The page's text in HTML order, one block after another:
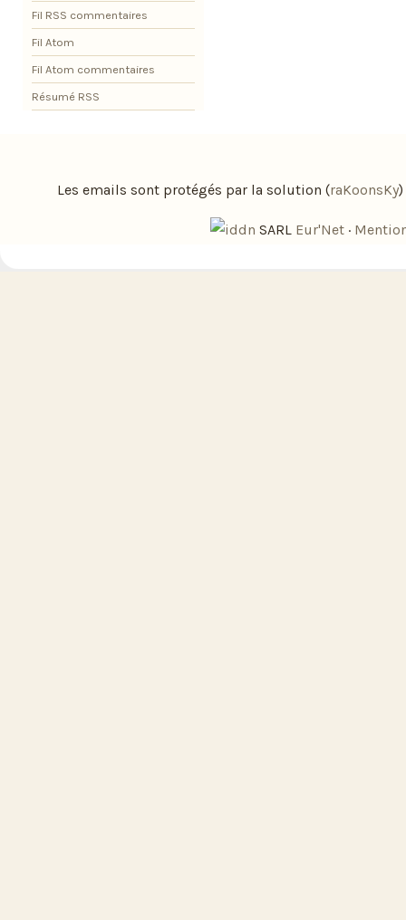
Fil RSS commentaires
Fil Atom
Fil Atom commentaires
Résumé RSS
Les emails sont protégés par la solution (raKoonsKy)
SARL Eur'Net ·